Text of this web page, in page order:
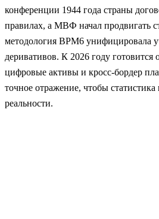
конференции 1944 года страны
правилах, а МВФ начал продвигать
методология BPM6 унифицировала
деривативов. К 2026 году готовится
цифровые активы и кросс‑бордер
точное отражение, чтобы статистика
реальности.